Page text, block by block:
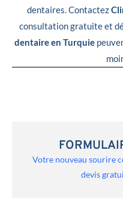
dentaires. Contactez
consultation gratuite et
dentaire en Turquie
Votre nouveau sourire
devis